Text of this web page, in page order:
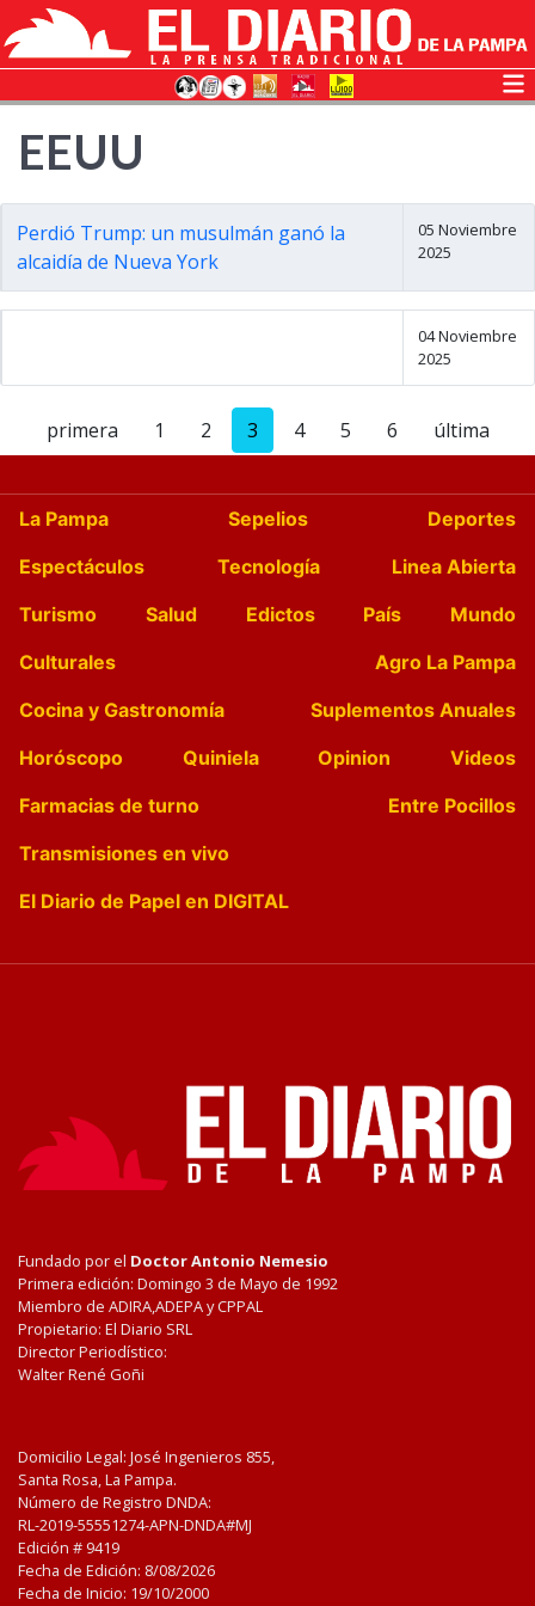
EEUU
Perdió Trump: un musulmán ganó la
alcaidía de Nueva York
05 Noviembre
2025
04 Noviembre
2025
primera 1 2 3 4 5 6 última
La Pampa Sepelios
Deportes
Espectáculos
Tecnología
Linea Abierta
Turismo
Salud Edictos País
Mundo
Culturales
Agro La Pampa
Cocina y Gastronomía
Suplementos Anuales
Horóscopo
Quiniela Opinion
Videos
Farmacias de turno
Entre Pocillos
Transmisiones en vivo
El Diario de Papel en DIGITAL
Fundado por el Doctor Antonio Nemesio
Primera edición: Domingo 3 de Mayo de 1992
Miembro de ADIRA,ADEPA y CPPAL
Propietario: El Diario SRL
Director Periodístico:
Walter René Goñi
Domicilio Legal: José Ingenieros 855,
Santa Rosa, La Pampa.
Número de Registro DNDA:
RL-2019-55551274-APN-DNDA#MJ
Edición # 9419
Fecha de Edición: 8/08/2026
Fecha de Inicio: 19/10/2000